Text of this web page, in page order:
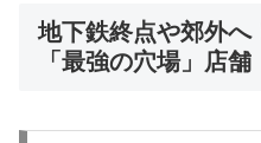
地下鉄終点や郊外へ
「最強の穴場」店舗